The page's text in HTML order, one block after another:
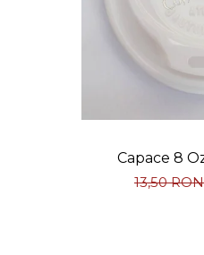
Capace 8
13,50